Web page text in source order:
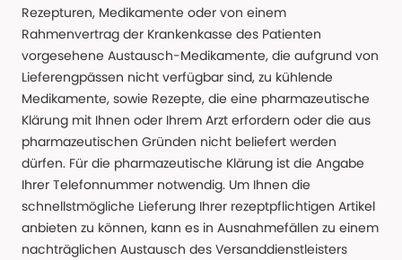
Rezepturen, Medikamente oder von einem
Rahmenvertrag der Krankenkasse des Patienten
vorgesehene Austausch-Medikamente, die aufgrund von
Lieferengpässen nicht verfügbar sind, zu kühlende
Medikamente, sowie Rezepte, die eine pharmazeutische
Klärung mit Ihnen oder Ihrem Arzt erfordern oder die aus
pharmazeutischen Gründen nicht beliefert werden
dürfen. Für die pharmazeutische Klärung ist die Angabe
Ihrer Telefonnummer notwendig. Um Ihnen die
schnellstmögliche Lieferung Ihrer rezeptpflichtigen Artikel
anbieten zu können, kann es in Ausnahmefällen zu einem
nachträglichen Austausch des Versanddienstleisters